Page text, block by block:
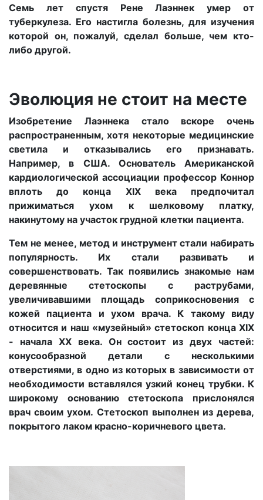
Семь лет спустя Рене Лаэннек умер от
туберкулеза. Его настигла болезнь, для изучения
которой он, пожалуй, сделал больше, чем кто-
либо другой.
Эволюция не стоит на месте
Изобретение Лаэннека стало вскоре очень
распространенным, хотя некоторые медицинские
светила и отказывались его признавать.
Например, в США. Основатель Американской
кардиологической ассоциации профессор Коннор
вплоть до конца XIX века предпочитал
прижиматься ухом к шелковому платку,
накинутому на участок грудной клетки пациента.
Тем не менее, метод и инструмент стали набирать
популярность. Их стали развивать и
совершенствовать. Так появились знакомые нам
деревянные стетоскопы с раструбами,
увеличивавшими площадь соприкосновения с
кожей пациента и ухом врача. К такому виду
относится и наш «музейный» стетоскоп конца ХIХ
- начала ХХ века. Он состоит из двух частей:
конусообразной детали с несколькими
отверстиями, в одно из которых в зависимости от
необходимости вставлялся узкий конец трубки. К
широкому основанию стетоскопа прислонялся
врач своим ухом. Стетоскоп выполнен из дерева,
покрытого лаком красно-коричневого цвета.